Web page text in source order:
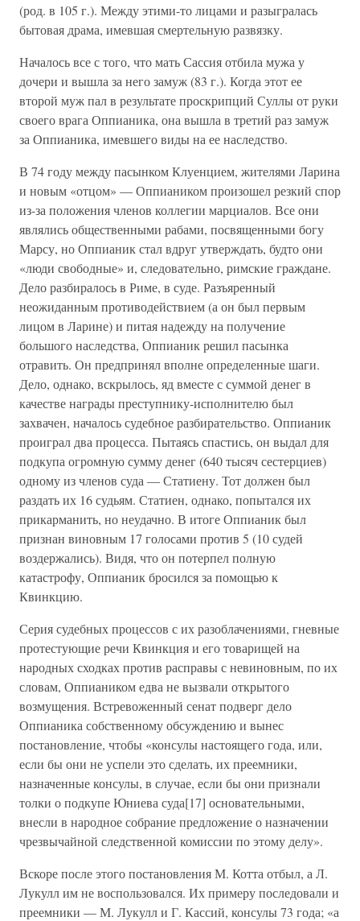
(род. в 105 г.). Между этими-то лицами и разыгралась
бытовая драма, имевшая смертельную развязку.
Началось все с того, что мать Сассия отбила мужа у
дочери и вышла за него замуж (83 г.). Когда этот ее
второй муж пал в результате проскрипций Суллы от руки
своего врага Оппианика, она вышла в третий раз замуж
за Оппианика, имевшего виды на ее наследство.
В 74 году между пасынком Клуенцием, жителями Ларина
и новым «отцом» — Оппиаником произошел резкий спор
из-за положения членов коллегии марциалов. Все они
являлись общественными рабами, посвященными богу
Марсу, но Оппианик стал вдруг утверждать, будто они
«люди свободные» и, следовательно, римские граждане.
Дело разбиралось в Риме, в суде. Разъяренный
неожиданным противодействием (а он был первым
лицом в Ларине) и питая надежду на получение
большого наследства, Оппианик решил пасынка
отравить. Он предпринял вполне определенные шаги.
Дело, однако, вскрылось, яд вместе с суммой денег в
качестве награды преступнику-исполнителю был
захвачен, началось судебное разбирательство. Оппианик
проиграл два процесса. Пытаясь спастись, он выдал для
подкупа огромную сумму денег (640 тысяч сестерциев)
одному из членов суда — Статиену. Тот должен был
раздать их 16 судьям. Статиен, однако, попытался их
прикарманить, но неудачно. В итоге Оппианик был
признан виновным 17 голосами против 5 (10 судей
воздержались). Видя, что он потерпел полную
катастрофу, Оппианик бросился за помощью к
Квинкцию.
Серия судебных процессов с их разоблачениями, гневные
протестующие речи Квинкция и его товарищей на
народных сходках против расправы с невиновным, по их
словам, Оппиаником едва не вызвали открытого
возмущения. Встревоженный сенат подверг дело
Оппианика собственному обсуждению и вынес
постановление, чтобы «консулы настоящего года, или,
если бы они не успели это сделать, их преемники,
назначенные консулы, в случае, если бы они признали
толки о подкупе Юниева суда[17] основательными,
внесли в народное собрание предложение о назначении
чрезвычайной следственной комиссии по этому делу».
Вскоре после этого постановления М. Котта отбыл, а Л.
Лукулл им не воспользовался. Их примеру последовали и
преемники — М. Лукулл и Г. Кассий, консулы 73 года; «а